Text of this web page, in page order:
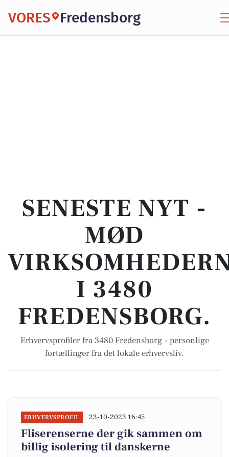
VORES Fredensborg
SENESTE NYT -
MØD
I 3480
FREDENSBORG.
Erhvervsprofiler fra 3480 Fredensborg - personlige
fortællinger fra det lokale erhvervsliv.
ERHVERVSPROFIL 23-10-2023 16:45
Fliserenserne der gik sammen om
billig isolering til danskerne